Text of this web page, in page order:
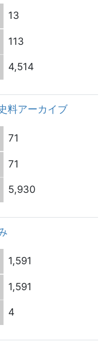
13
113
4,514
料アーカイブ
71
71
5,930
1,591
1,591
4